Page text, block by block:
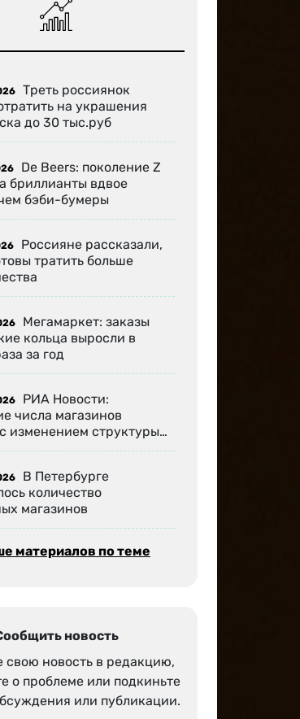
Треть россиянок
на украшения
до 30 тыс.руб
De Beers: поколение Z
бриллианты вдвое
бэби-бумеры
Россияне рассказали,
тратить больше
Мегамаркет: заказы
кольца выросли в
за год
РИА Новости:
числа магазинов
изменением структуры…
В Петербурге
количество
магазинов
материалов по теме
новость
свою новость в редакцию,
о проблеме или подкиньте
или публикации.